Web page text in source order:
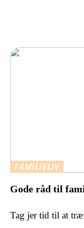
FAMILIELIV
Gode råd til
Tag jer tid til at